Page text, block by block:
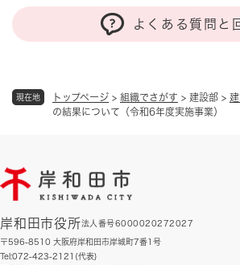
現在地 トップページ > 組織でさがす > 建設部 >
の結果について（令和6年度実施事業）
よくある質問と
岸和田市役所法人番号6000020272027
〒596-8510 大阪府岸和田市岸城町7番1号
Tel:072-423-2121(代表)